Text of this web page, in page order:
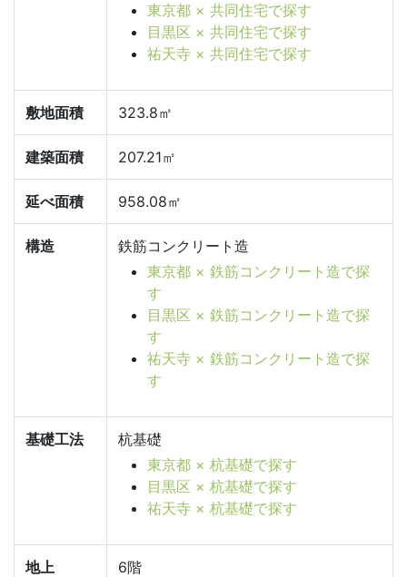
東京都 × 共同住宅で探す
目黒区 × 共同住宅で探す
祐天寺 × 共同住宅で探す
敷地面積 323.8㎡
建築面積 207.21㎡
延べ面積 958.08㎡
構造
鉄筋コンクリート造
東京都 × 鉄筋コンクリート造で探
す
目黒区 × 鉄筋コンクリート造で探
す
祐天寺 × 鉄筋コンクリート造で探
す
基礎工法
杭基礎
東京都 × 杭基礎で探す
目黒区 × 杭基礎で探す
祐天寺 × 杭基礎で探す
地上 6階